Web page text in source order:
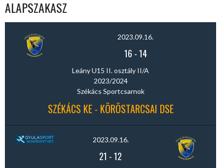
ALAPSZAKASZ
2023.09.16.
16 -14
Leány U15 II. osztály II/A
2023/2024
Székács Sportcsarnok
SZÉKÁCS KE - KÖRÖSTARCSAI DSE
2023.09.16.
21 -12